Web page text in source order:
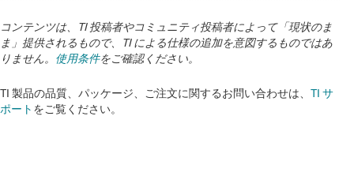
コンテンツは、TI 投稿者やコミュニティ投稿者によって「現状のま
ま」提供されるもので、TI による仕様の追加を意図するものではあ
りません。 使用条件をご確認ください。
TI 製品の品質、パッケージ、ご注文に関するお問い合わせは、 TI サ
ポート をご覧ください。